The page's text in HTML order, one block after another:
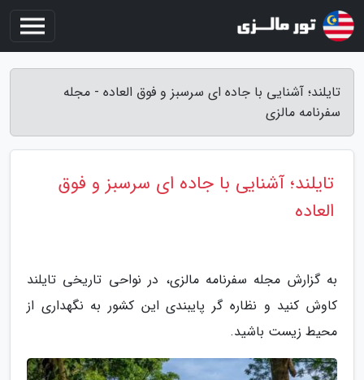
تایلند؛ آشنایی با جاده ای سرسبز و فوق العاده - مجله
سفرنامه مالزی
تایلند؛ آشنایی با جاده ای سرسبز و فوق
العاده
به گزارش مجله سفرنامه مالزی، در نواحی تاریخی تایلند
کاوش کنید و نظاره گر پایبندی این کشور به نگهداری از
محیط زیست باشید.